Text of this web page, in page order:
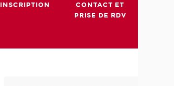
INSCRIPTION
CONTACT ET
PRISE DE RDV